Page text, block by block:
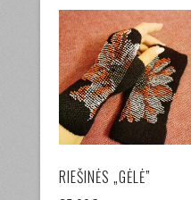
RIEŠINĖS „GĖLĖ”